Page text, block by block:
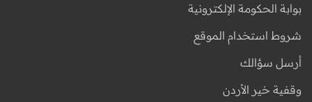
بوابة الحكومة الإلكترونية
شروط استخدام الموقع
أرسل سؤالك
وقفية خير الأردن